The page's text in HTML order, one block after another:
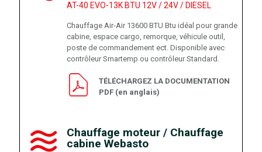
AT-40 EVO-13K BTU 12V / 24V / DIESEL
Chauffage Air-Air 13600 BTU Btu idéal pour grande
cabine, espace cargo, remorque, véhicule outil,
poste de commandement ect. Disponible avec
contrôleur Smartemp ou contrôleur Standard.
TÉLÉCHARGEZ LA DOCUMENTATION
PDF (en anglais)
Chauffage moteur / Chauffage
cabine Webasto